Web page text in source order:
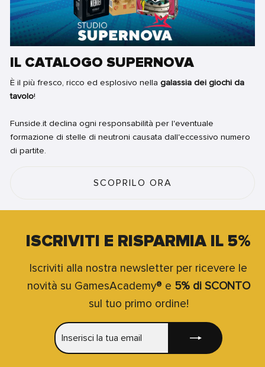
IL CATALOGO SUPERNOVA
È il più fresco, ricco ed esplosivo nella galassia dei giochi da
tavolo!
Funside.it declina ogni responsabilità per l'eventuale
formazione di stelle di neutroni causata dall'eccessivo numero
di partite.
SCOPRILO ORA
ISCRIVITI E RISPARMIA IL 5%
Iscriviti alla nostra newsletter per ricevere le
novità su GamesAcademy® e 5% di SCONTO
sul tuo primo ordine!
LA